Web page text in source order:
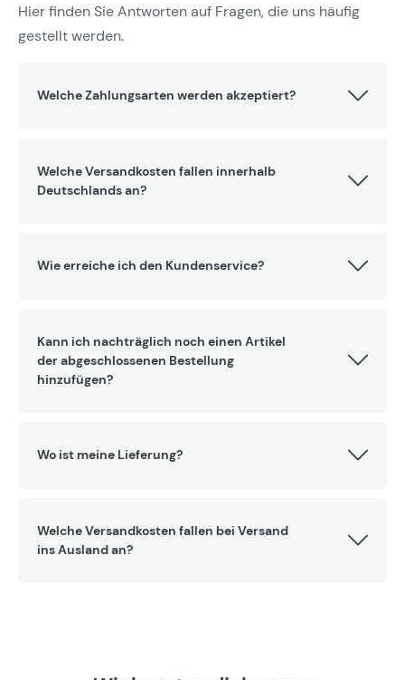
Hier finden Sie Antworten auf Fragen, die uns häufig
gestellt werden.
Welche Zahlungsarten werden akzeptiert?
Welche Versandkosten fallen innerhalb
Deutschlands an?
Wie erreiche ich den Kundenservice?
Kann ich nachträglich noch einen Artikel
der abgeschlossenen Bestellung
hinzufügen?
Wo ist meine Lieferung?
Welche Versandkosten fallen bei Versand
ins Ausland an?